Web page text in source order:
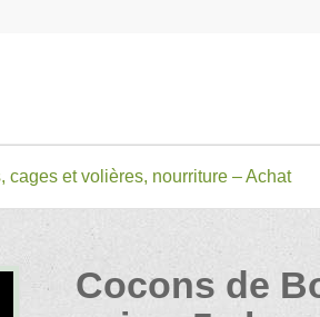
et volières, nourriture – Achat
Cocons de